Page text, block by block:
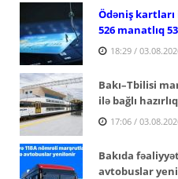
Ödəniş
526 manatlıq
18:29 /
Bakı–Tbilisi
ilə bağlı
17:06 /
Bakıda
avtobuslar